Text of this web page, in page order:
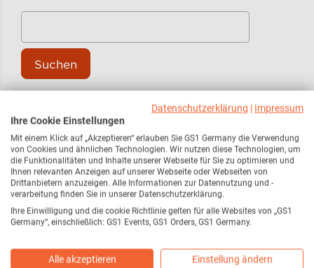
Suchen
Pressemitteilungen /
Pressemeldungen
17
Blog29
Datenschutzerklärung | Impressum
Ihre Cookie Einstellungen
Mit einem Klick auf „Akzeptieren“ erlauben Sie GS1 Germany die Verwendung
von Cookies und ähnlichen Technologien. Wir nutzen diese Technologien, um
die Funktionalitäten und Inhalte unserer Webseite für Sie zu optimieren und
Ihnen relevanten Anzeigen auf unserer Webseite oder Webseiten von
Drittanbietern anzuzeigen. Alle Informationen zur Datennutzung und -
verarbeitung finden Sie in unserer Datenschutzerklärung.
Ihre Einwilligung und die cookie Richtlinie gelten für alle Websites von „GS1
Germany“, einschließlich: GS1 Events, GS1 Orders, GS1 Germany.
Alle akzeptieren Einstellung ändern